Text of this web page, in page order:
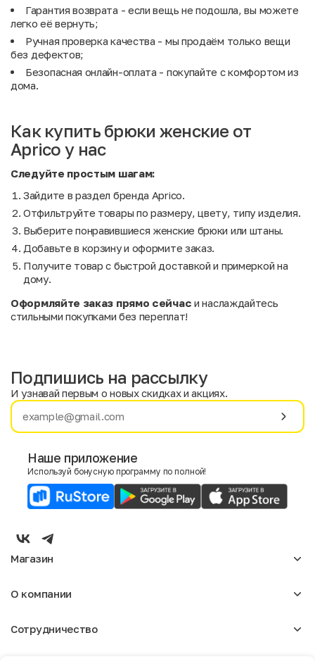
Гарантия возврата - если вещь не подошла, вы можете
легко её вернуть;
Ручная проверка качества - мы продаём только вещи
без дефектов;
Безопасная онлайн-оплата - покупайте с комфортом из
дома.
Как купить брюки женские от
Aprico у нас
Следуйте простым шагам:
Зайдите в раздел бренда Aprico.
Отфильтруйте товары по размеру, цвету, типу изделия.
Выберите понравившиеся женские брюки или штаны.
Добавьте в корзину и оформите заказ.
Получите товар с быстрой доставкой и примеркой на
дому.
Оформляйте заказ прямо сейчас и наслаждайтесь
стильными покупками без переплат!
Имя
E-mail
Мужской
Подпишись на рассылку
И узнавай первым о новых скидках и акциях.
Наше приложение
Используй бонусную программу по полной!
Магазин
Мужское
О компании
Отзывы
Сотрудничество